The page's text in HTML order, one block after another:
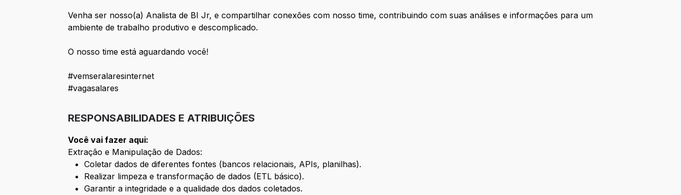
Venha ser nosso(a) Analista de BI Jr, e compartilhar conexões com nosso time, contribuindo com suas análises e informações para um
ambiente de trabalho produtivo e descomplicado.
O nosso time está aguardando você!
#vemseralaresinternet
#vagasalares
RESPONSABILIDADES E ATRIBUIÇÕES
Você vai fazer aqui:
Extração e Manipulação de Dados:
Coletar dados de diferentes fontes (bancos relacionais, APIs, planilhas).
Realizar limpeza e transformação de dados (ETL básico).
Garantir a integridade e a qualidade dos dados coletados.